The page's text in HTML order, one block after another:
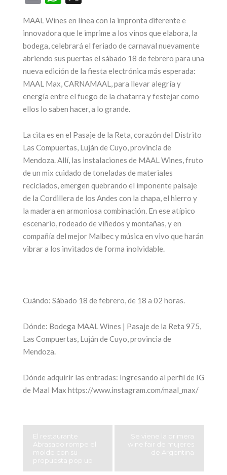
MAAL Wines en línea con la impronta diferente e
innovadora que le imprime a los vinos que elabora, la
bodega, celebrará el feriado de carnaval nuevamente
abriendo sus puertas el sábado 18 de febrero para una
nueva edición de la fiesta electrónica más esperada:
MAAL Max, CARNAMAAL, para llevar alegría y
energía entre el fuego de la chatarra y festejar como
ellos lo saben hacer, a lo grande.
La cita es en el Pasaje de la Reta, corazón del Distrito
Las Compuertas, Luján de Cuyo, provincia de
Mendoza. Allí, las instalaciones de MAAL Wines, fruto
de un mix cuidado de toneladas de materiales
reciclados, emergen quebrando el imponente paisaje
de la Cordillera de los Andes con la chapa, el hierro y
la madera en armoniosa combinación. En ese atípico
escenario, rodeado de viñedos y montañas, y en
compañía del mejor Malbec y música en vivo que harán
vibrar a los invitados de forma inolvidable.
Cuándo: Sábado 18 de febrero, de 18 a 02 horas.
Dónde: Bodega MAAL Wines | Pasaje de la Reta 975,
Las Compuertas, Luján de Cuyo, provincia de
Mendoza.
Dónde adquirir las entradas: Ingresando al perfil de IG
de Maal Max https://www.instagram.com/maal_max/
El restaurante
Abrasado rompe el
molde con su
propuesta pop up
Se viene la primera
wine fair de mujeres
de Argentina